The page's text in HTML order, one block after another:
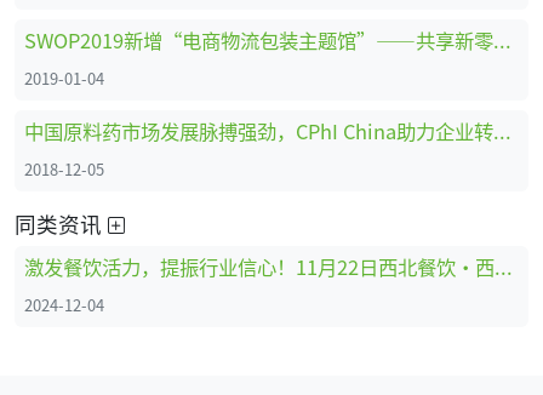
SWOP2019新增“电商物流包装主题馆”——共享新零售时代商机
2019-01-04
中国原料药市场发展脉搏强劲，CPhI China助力企业转型创新、全面升级 ！
2018-12-05
同类资讯
激发餐饮活力，提振行业信心！11月22日西北餐饮·西安论道圆满举办！
2024-12-04